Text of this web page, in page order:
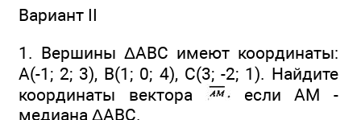
Вариант II
1. Вершины ΔАВС имеют координаты:
А(-1; 2; 3), В(1; 0; 4), С(3; -2; 1). Найдите
координаты вектора
если AM -
медиана ΔАВС.